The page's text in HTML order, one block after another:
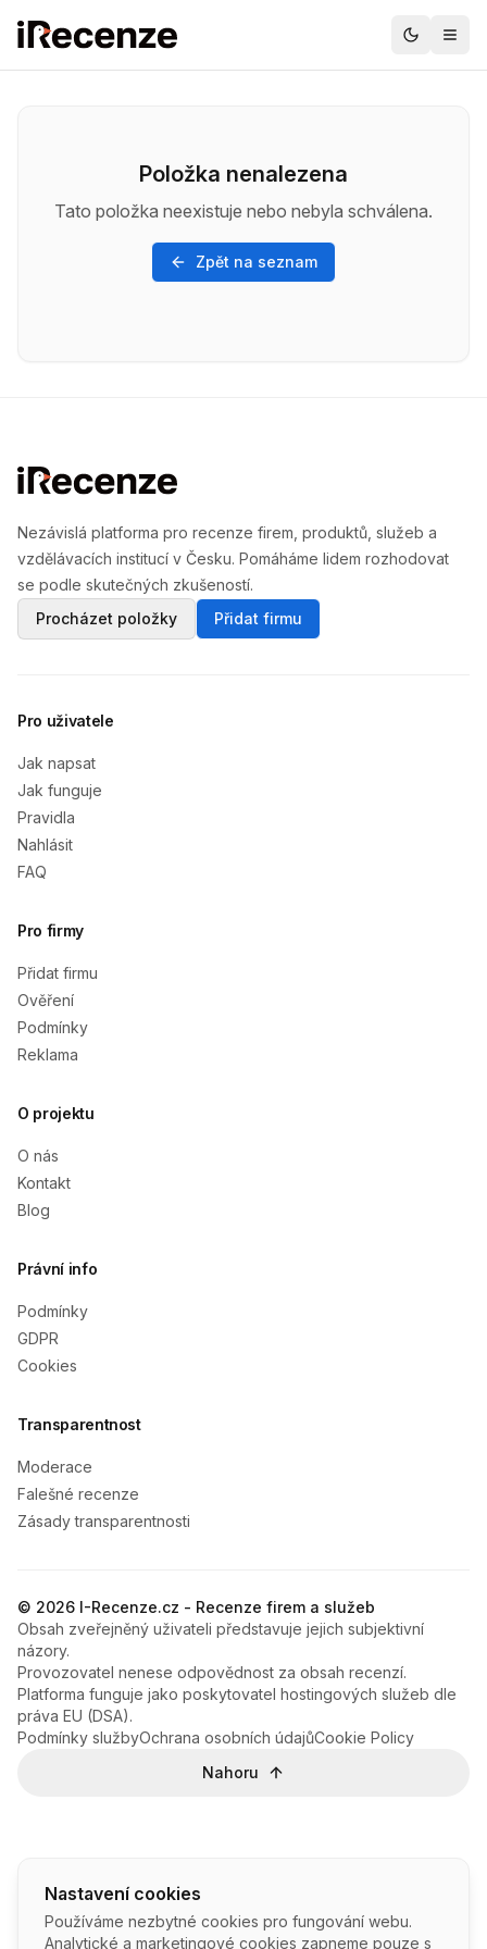
Položka nenalezena
Tato položka neexistuje nebo nebyla schválena.
Zpět na seznam
Nastavení cookies
Používáme nezbytné cookies pro fungování webu.
Analytické a marketingové cookies zapneme pouze s
Nezávislá platforma pro recenze firem, produktů, služeb a
vzdělávacích institucí v Česku. Pomáháme lidem rozhodovat
se podle skutečných zkušeností.
Procházet položky
Přidat firmu
Pro uživatele
Jak napsat
Jak funguje
Pravidla
Nahlásit
FAQ
Pro firmy
Přidat firmu
Ověření
Podmínky
Reklama
O projektu
O nás
Kontakt
Blog
Právní info
Podmínky
GDPR
Cookies
Transparentnost
Moderace
Falešné recenze
Zásady transparentnosti
© 2026 I-Recenze.cz - Recenze firem a služeb
Obsah zveřejněný uživateli představuje jejich subjektivní
názory.
Provozovatel nenese odpovědnost za obsah recenzí.
Platforma funguje jako poskytovatel hostingových služeb dle
práva EU (DSA).
Podmínky službyOchrana osobních údajůCookie Policy
Nahoru